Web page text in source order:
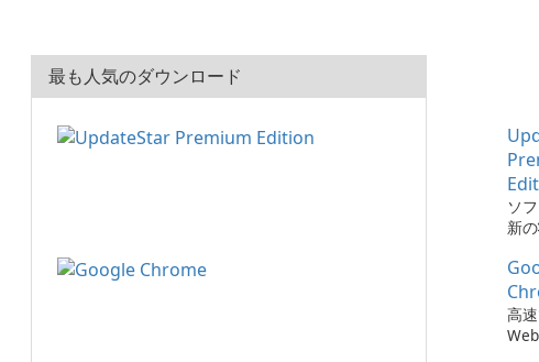
最も人気のダウンロード
ソ
新
で
簡
た。
高